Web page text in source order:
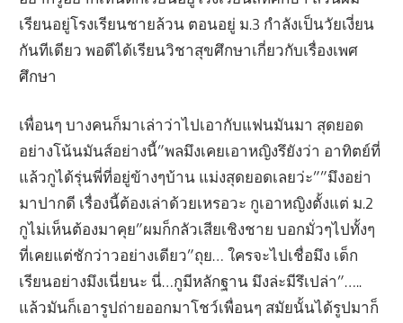
เรียนอยู่โรงเรียนชายล้วน ตอนอยู่ ม.3 กำลังเป็นวัยเงี่ยน
กันทีเดียว พอดีได้เรียนวิชาสุขศึกษาเกี่ยวกับเรื่องเพศ
ศึกษา
เพื่อนๆ บางคนก็มาเล่าว่าไปเอากับแฟนมันมา สุดยอด
อย่างโน้นมันส์อย่างนี้”พลมึงเคยเอาหญิงรึยังว่า อาทิตย์ที่
แล้วกูได้รุ่นพี่ที่อยู่ข้างๆบ้าน แม่งสุดยอดเลยว่ะ””มึงอย่า
มาปากดี เรื่องนี้ต้องเล่าด้วยเหรอวะ กูเอาหญิงตั้งแต่ ม.2
กูไม่เห็นต้องมาคุย”ผมก็กลัวเสียเชิงชาย บอกมั่วๆไปทั้งๆ
ที่เคยแต่ชักว่าวอย่างเดียว”ถุย… ใครจะไปเชื่อมึง เด็ก
เรียนอย่างมึงเนี่ยนะ นี่…กูมีหลักฐาน มึงล่ะมีรึเปล่า”…..
แล้วมันก็เอารูปถ่ายออกมาโชว์เพื่อนๆ สมัยนั้นได้รูปมาก็